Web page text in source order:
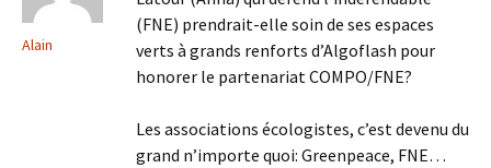
Alain
(FNE) prendrait-elle soin de ses espaces
verts à grands renforts d’Algoflash pour
honorer le partenariat COMPO/FNE?
Les associations écologistes, c’est devenu du
grand n’importe quoi: Greenpeace, FNE…